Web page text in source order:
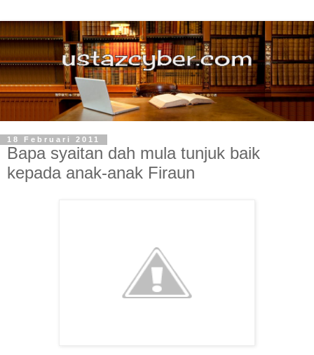
18 Februari 2011
Bapa syaitan dah mula tunjuk baik
kepada anak-anak Firaun